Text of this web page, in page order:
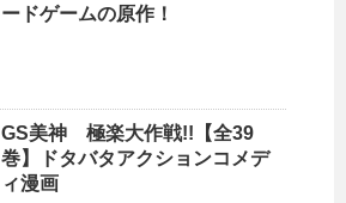
ードゲームの原作！
GS美神 極楽大作戦!!【全39
巻】ドタバタアクションコメデ
ィ漫画